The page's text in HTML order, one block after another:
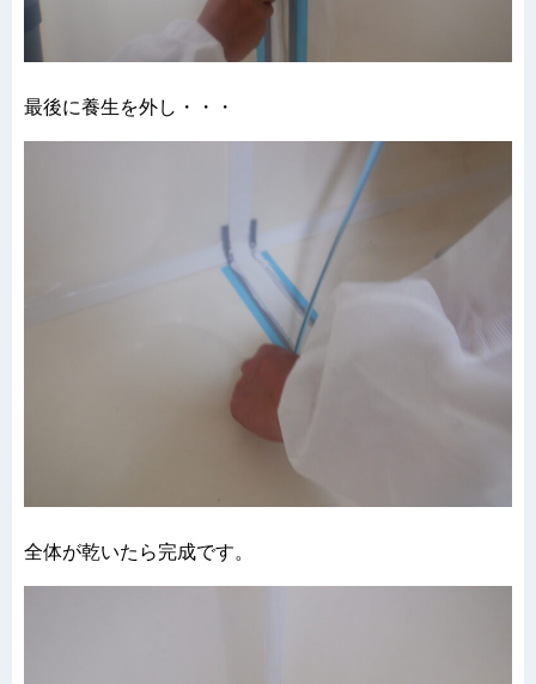
最後に養生を外し・・・
全体が乾いたら完成です。